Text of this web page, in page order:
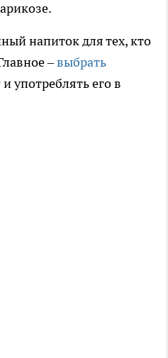
напиток для тех, кто
–выбрать
и употреблять его в